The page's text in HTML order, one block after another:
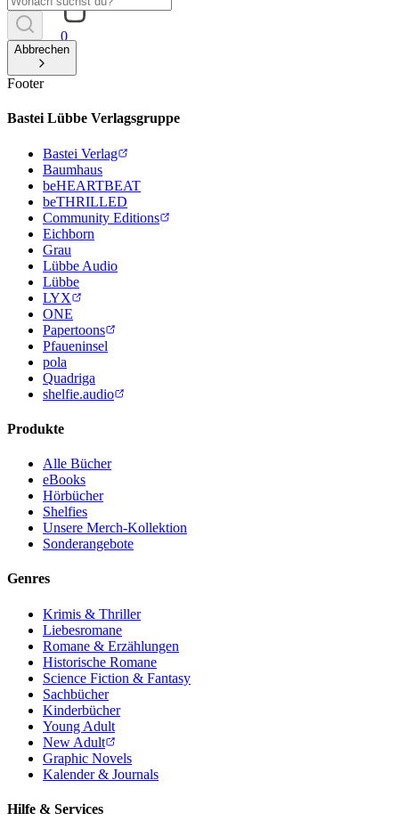
0
Abbrechen
Footer
Bastei Lübbe Verlagsgruppe
Bastei Verlag
Baumhaus
beHEARTBEAT
beTHRILLED
Community Editions
Eichborn
Grau
Lübbe Audio
Lübbe
LYX
ONE
Papertoons
Pfaueninsel
pola
Quadriga
shelfie.audio
Produkte
Alle Bücher
eBooks
Hörbücher
Shelfies
Unsere Merch-Kollektion
Sonderangebote
Genres
Krimis & Thriller
Liebesromane
Romane & Erzählungen
Historische Romane
Science Fiction & Fantasy
Sachbücher
Kinderbücher
Young Adult
New Adult
Graphic Novels
Kalender & Journals
Hilfe & Services